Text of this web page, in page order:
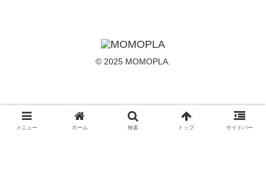
© 2025 MOMOPLA.
メニュー ホーム 検索 トップ サイドバー